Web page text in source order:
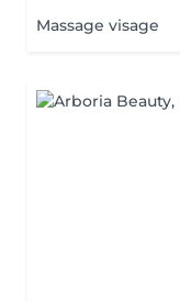
Massage visage